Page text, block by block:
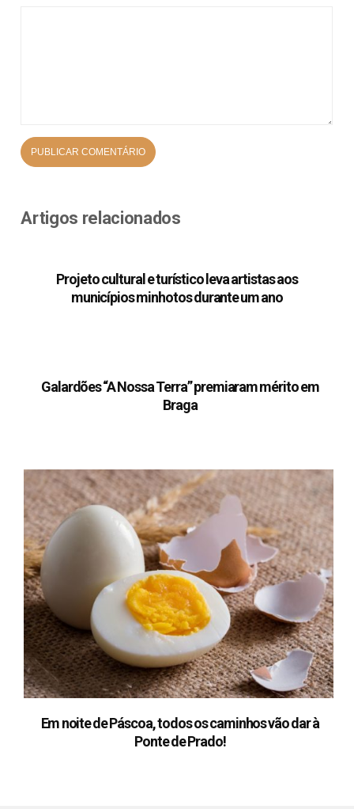
Artigos relacionados
Projeto cultural e turístico leva artistas aos
municípios minhotos durante um ano
Galardões “A Nossa Terra” premiaram mérito em
Braga
Em noite de Páscoa, todos os caminhos vão dar à
Ponte de Prado!